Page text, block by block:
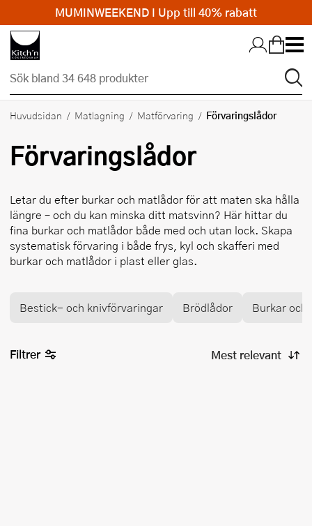
Hopp till huvudinnehållet
Huvudsidan Matlagning Matförvaring Förvaringslådor
Förvaringslådor
Letar du efter burkar och matlådor för att maten ska hålla
längre – och du kan minska ditt matsvinn? Här hittar du
fina burkar och matlådor både med och utan lock. Skapa
systematisk förvaring i både frys, kyl och skafferi med
burkar och matlådor i plast eller glas.
Bestick- och knivförvaringar Brödlådor Burkar och
Filtrer
MUMINWEEKEND I Upp till 40% rabatt